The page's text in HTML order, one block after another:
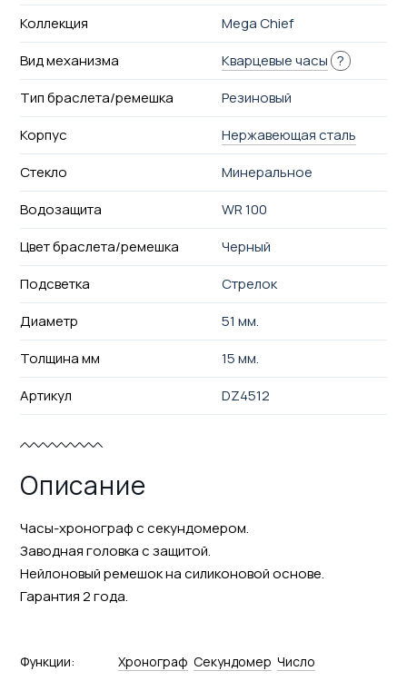
Коллекция
Mega Chief
Вид механизма
Кварцевые часы ?
Тип браслета/ремешка
Резиновый
Корпус
Нержавеющая сталь
Стекло
Минеральное
Водозащита
WR 100
Цвет браслета/ремешка
Черный
Подсветка
Стрелок
Диаметр
51 мм.
Толщина мм
15 мм.
Артикул
DZ4512
Описание
Часы-хронограф с секундомером.
Заводная головка с защитой.
Нейлоновый ремешок на силиконовой основе.
Гарантия 2 года.
Функции: Хронограф Секундомер Число